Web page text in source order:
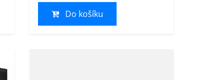
Do košíku